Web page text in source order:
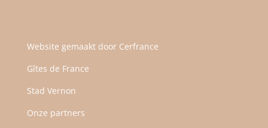
Website gemaakt door Cerfrance
Gîtes de France
Stad Vernon
Onze partners